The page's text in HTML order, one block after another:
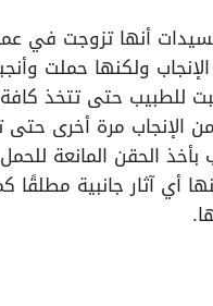
أنها تزوجت في
الإنجاب ولكنها حملت
للطبيب حتى تتخذ كافة
الإنجاب مرة أخرى حتى
الحقن المانعة
أي آثار جانبية مطلقًا